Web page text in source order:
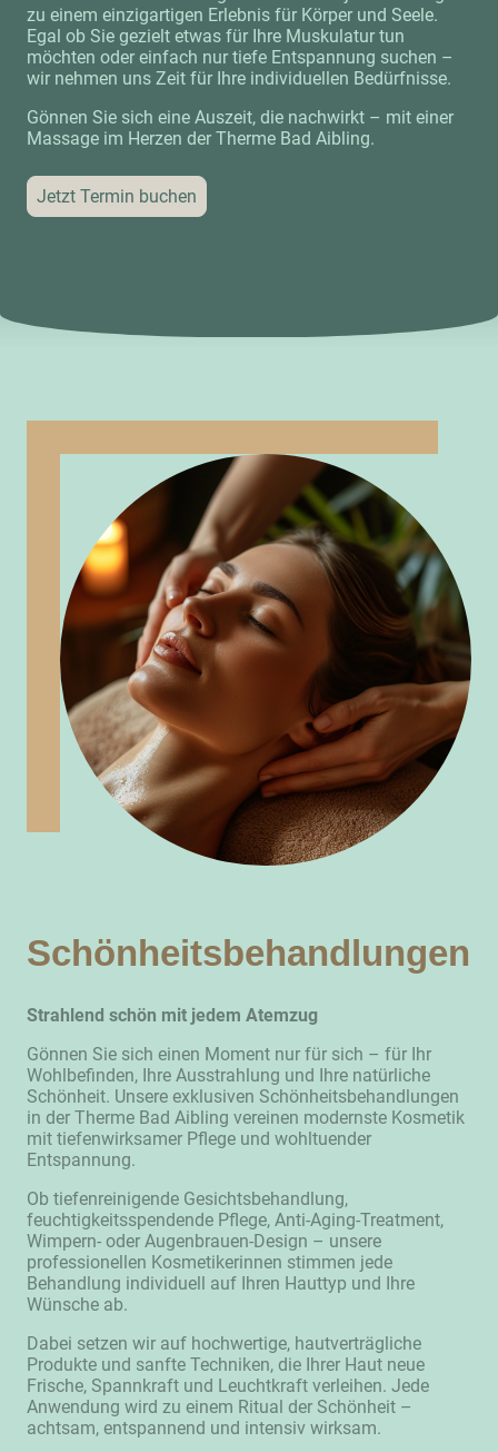
zu einem einzigartigen Erlebnis für Körper und Seele.
Egal ob Sie gezielt etwas für Ihre Muskulatur tun
möchten oder einfach nur tiefe Entspannung suchen –
wir nehmen uns Zeit für Ihre individuellen Bedürfnisse.
Gönnen Sie sich eine Auszeit, die nachwirkt – mit einer
Massage im Herzen der Therme Bad Aibling.
Jetzt Termin buchen
Schönheitsbehandlungen
Strahlend schön mit jedem Atemzug
Gönnen Sie sich einen Moment nur für sich – für Ihr
Wohlbefinden, Ihre Ausstrahlung und Ihre natürliche
Schönheit. Unsere exklusiven Schönheitsbehandlungen
in der Therme Bad Aibling vereinen modernste Kosmetik
mit tiefenwirksamer Pflege und wohltuender
Entspannung.
Ob tiefenreinigende Gesichtsbehandlung,
feuchtigkeitsspendende Pflege, Anti-Aging-Treatment,
Wimpern- oder Augenbrauen-Design – unsere
professionellen Kosmetikerinnen stimmen jede
Behandlung individuell auf Ihren Hauttyp und Ihre
Wünsche ab.
Dabei setzen wir auf hochwertige, hautverträgliche
Produkte und sanfte Techniken, die Ihrer Haut neue
Frische, Spannkraft und Leuchtkraft verleihen. Jede
Anwendung wird zu einem Ritual der Schönheit –
achtsam, entspannend und intensiv wirksam.